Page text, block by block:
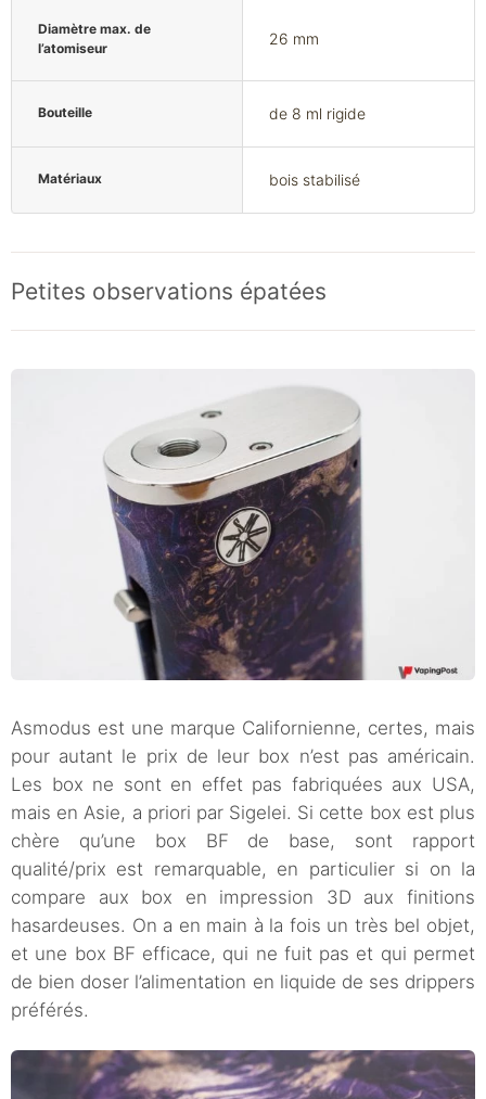
Diamètre max. de
l’atomiseur
26 mm
Bouteille de 8 ml rigide
Matériaux bois stabilisé
Petites observations épatées
Asmodus est une marque Californienne, certes, mais
pour autant le prix de leur box n’est pas américain.
Les box ne sont en effet pas fabriquées aux USA,
mais en Asie, a priori par Sigelei. Si cette box est plus
chère qu’une box BF de base, sont rapport
qualité/prix est remarquable, en particulier si on la
compare aux box en impression 3D aux finitions
hasardeuses. On a en main à la fois un très bel objet,
et une box BF efficace, qui ne fuit pas et qui permet
de bien doser l’alimentation en liquide de ses drippers
préférés.